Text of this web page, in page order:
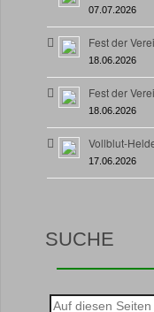
07.07.2026
Fest der
18.06.2026
Fest der
18.06.2026
Vollblut-
17.06.2026
SUCHE
Suche